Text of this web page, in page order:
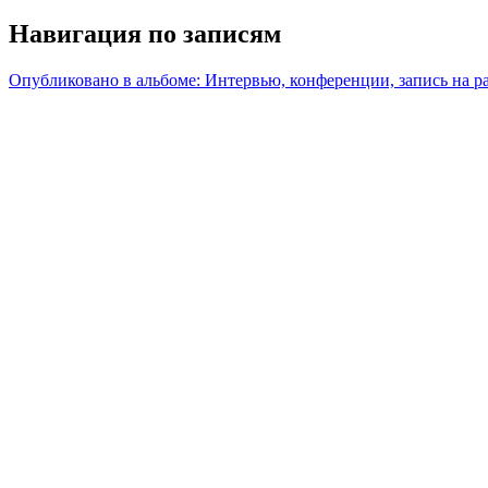
Навигация по записям
Опубликовано в альбоме: Интервью, конференции, запись на